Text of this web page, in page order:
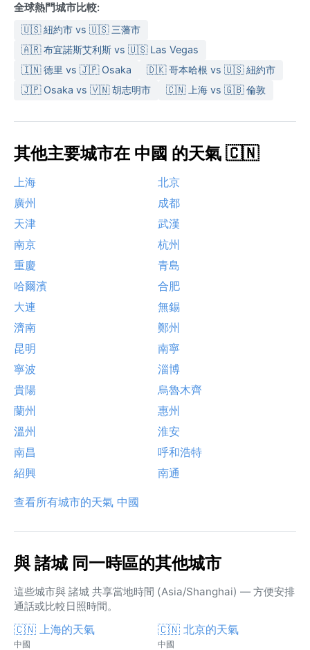
全球熱門城市比較:
🇺🇸 紐約市 vs 🇺🇸 三藩市
🇦🇷 布宜諾斯艾利斯 vs 🇺🇸 Las Vegas
🇮🇳 德里 vs 🇯🇵 Osaka
🇩🇰 哥本哈根 vs 🇺🇸 紐約市
🇯🇵 Osaka vs 🇻🇳 胡志明市
🇨🇳 上海 vs 🇬🇧 倫敦
其他主要城市在 中國 的天氣 🇨🇳
上海
北京
廣州
成都
天津
武漢
南京
杭州
重慶
青島
哈爾濱
合肥
大連
無錫
濟南
鄭州
昆明
南寧
寧波
淄博
貴陽
烏魯木齊
蘭州
惠州
溫州
淮安
南昌
呼和浩特
紹興
南通
查看所有城市的天氣 中國
與 諸城 同一時區的其他城市
這些城市與 諸城 共享當地時間 (Asia/Shanghai) — 方便安排
通話或比較日照時間。
🇨🇳 上海的天氣
中國
🇨🇳 北京的天氣
中國